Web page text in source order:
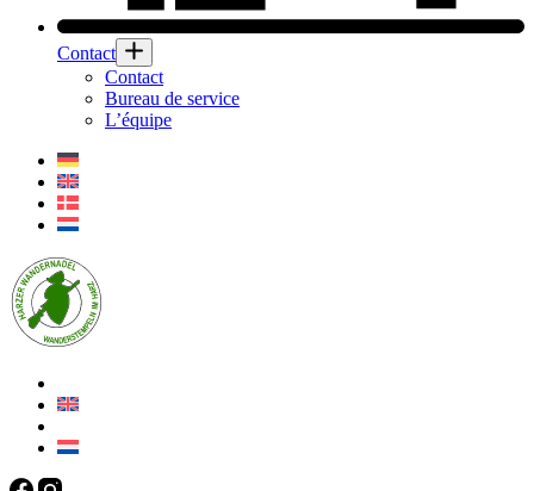
Contact
Contact
Bureau de service
L’équipe